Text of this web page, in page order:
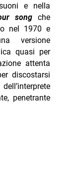
e nella
songche
nel 1970 e
versione
quasi per
attenta
discostarsi
penetrante